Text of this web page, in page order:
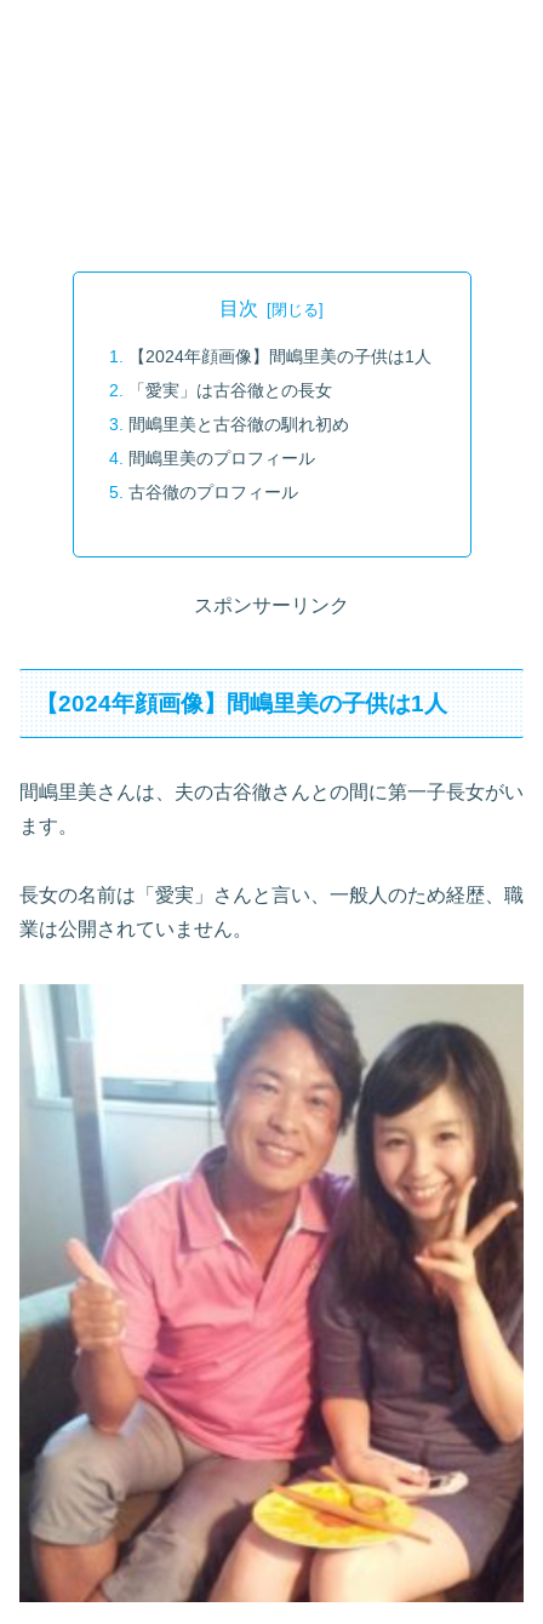
目次
【2024年顔画像】間嶋里美の子供は1人
「愛実」は古谷徹との長女
間嶋里美と古谷徹の馴れ初め
間嶋里美のプロフィール
古谷徹のプロフィール
スポンサーリンク
【2024年顔画像】間嶋里美の子供は1人
間嶋里美さんは、夫の古谷徹さんとの間に第一子長女がい
ます。
長女の名前は「愛実」さんと言い、一般人のため経歴、職
業は公開されていません。